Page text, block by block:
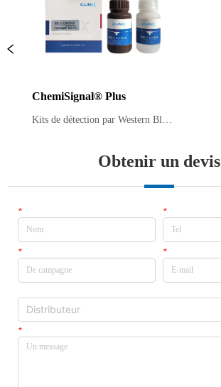
ChemiSignal® Plus
Kits de détection par Western Blot
substrat de peroxydase de raifort
(HRP), qui peut être utilisé pour
nucléiques marqués à la
Obtenir un devis
*Nom *Tel
*De campagne *E-mail
Distributeur
*Un message